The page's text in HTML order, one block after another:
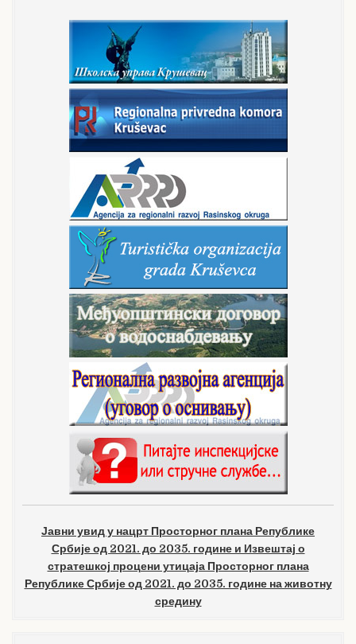
Јавни увид у нацрт Просторног плана Републике
Србије од 2021. до 2035. године и Извештај о
стратешкој процени утицаја Просторног плана
Републике Србије од 2021. до 2035. године на животну
средину